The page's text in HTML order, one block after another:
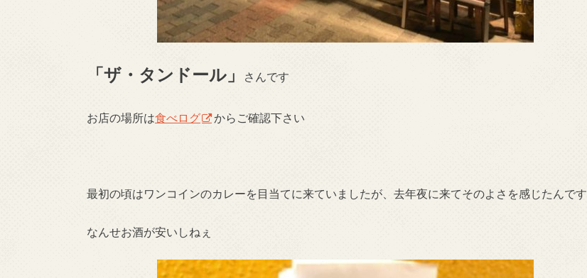
「ザ・タンドール」 さんです
お店の場所は食べログ からご確認下さい
最初の頃はワンコインのカレーを目当てに来ていましたが、去年夜に来てそのよさを感じたんです
なんせお酒が安いしねぇ